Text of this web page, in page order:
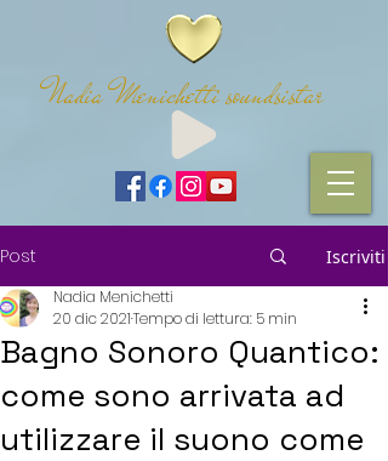
Nadia Menichetti soundsistar
Post Iscriviti
Bagno Sonoro Quantico:
come sono arrivata ad
utilizzare il suono come
Nadia Menichetti
20 dic 2021Tempo di lettura: 5 min